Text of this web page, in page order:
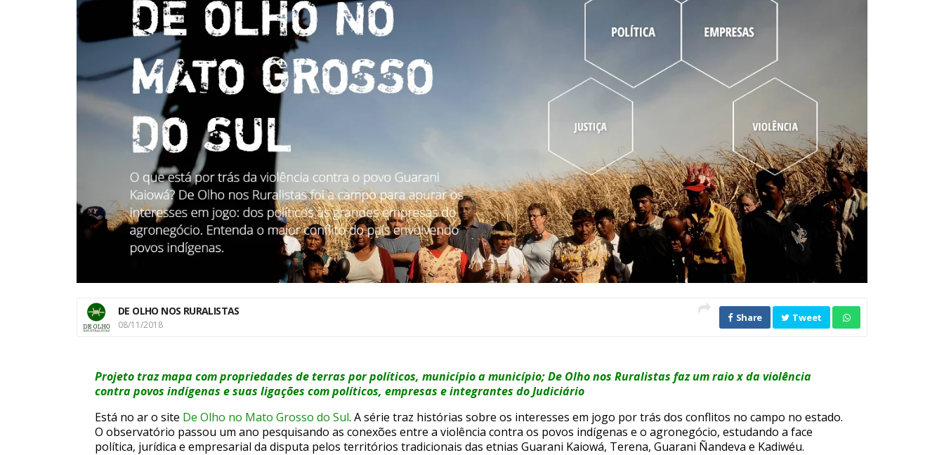
DE OLHO NOS RURALISTAS
08/11/2018
Share Tweet
Projeto traz mapa com propriedades de terras por políticos, município a município; De Olho nos Ruralistas faz um raio x da violência
contra povos indígenas e suas ligações com políticos, empresas e integrantes do Judiciário
Está no ar o site De Olho no Mato Grosso do Sul. A série traz histórias sobre os interesses em jogo por trás dos conflitos no campo no estado.
O observatório passou um ano pesquisando as conexões entre a violência contra os povos indígenas e o agronegócio, estudando a face
política, jurídica e empresarial da disputa pelos territórios tradicionais das etnias Guarani Kaiowá, Terena, Guarani Ñandeva e Kadiwéu.